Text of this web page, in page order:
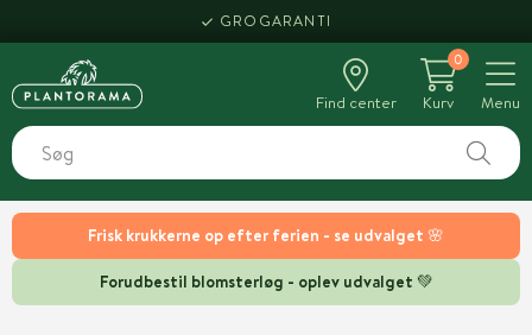
Frisk krukkerne op efter ferien - se udvalget 🌸
Forudbestil blomsterløg - oplev udvalget 💚
GROGARANTI
Find center
0
Kurv
Menu